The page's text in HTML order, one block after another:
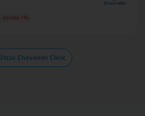
ประหยัด 1%
ารวม Chevanon Clinic